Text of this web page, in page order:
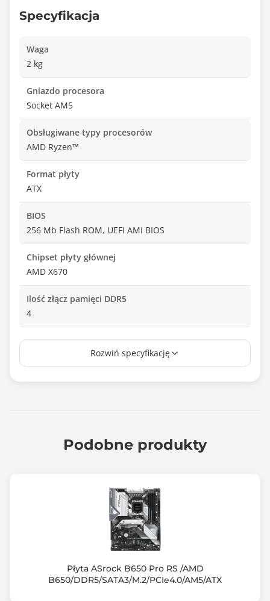
Specyfikacja
Waga
2 kg
Gniazdo procesora
Socket AM5
Obsługiwane typy procesorów
AMD Ryzen™
Format płyty
ATX
BIOS
256 Mb Flash ROM, UEFI AMI BIOS
Chipset płyty głównej
AMD X670
Ilość złącz pamięci DDR5
4
Maksymalna wielkość pamięci
Tryb pracy pamięci RAM
DDR5-4800
DDR5-5000
Zintegrowany kontroler SATA
Rozwiń specyfikację
Podobne produkty
Płyta ASrock B650 Pro RS /AMD
B650/DDR5/SATA3/M.2/PCIe4.0/AM5/ATX